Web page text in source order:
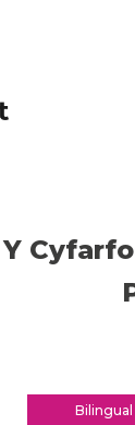
Y
Bilingual